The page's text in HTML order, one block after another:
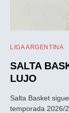
LIGA ARGENTINA
SALTA
LUJO
Salta Basket
temporada 2026/